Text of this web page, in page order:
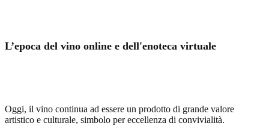
L’epoca del vino online e dell'enoteca virtuale
Oggi, il vino continua ad essere un prodotto di grande valore
artistico e culturale, simbolo per eccellenza di convivialità.